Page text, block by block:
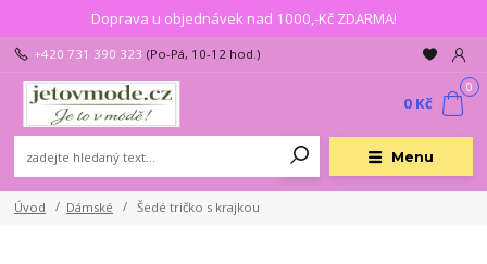
Doprava u objednávek nad 1000,-Kč ZDARMA!
Menu
+420 731 390 323 (Po-Pá, 10-12 hod.)
0
0 Kč
Úvod Dámské Šedé tričko s krajkou